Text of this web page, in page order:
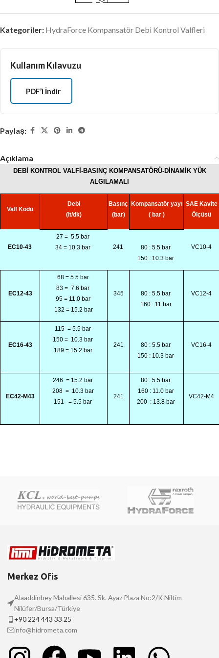
Kategoriler: HydraForce Kompansatör Debi Kontrol Valfleri
Kullanım Kılavuzu
PDF’i İndir
Paylaş:
Açıklama
DEBİ KONTROL VALFİ-BASINÇ KOMPANSATÖRÜ-DİNAMİK YÜK
ALGILAMALI
Valf Kodu
Debi
(lt/dk)
Basınç
(bar)
Kompansatör yayı
( bar )
SAE Kavite
Ölçüsü
EC10-43
27 = 5.5 bar
34 = 10.3 bar
241
80 : 5.5 bar
150 : 10.3 bar
VC10-4
EC12-43
68 = 5.5 bar
83 = 7.6 bar
95 = 11.0 bar
132 = 15.2 bar
345
80 : 5.5 bar
160 : 11 bar
VC12-4
EC16-43
115 = 5.5 bar
150 = 10.3 bar
189 = 15.2 bar
241
80 : 5.5 bar
150 : 10.3 bar
VC16-4
EC42-M43
246 = 15.2 bar
208 = 10.3 bar
151
= 5.5 bar
241
80 : 5.5 bar
160 : 11.0 bar
200 : 13.8 bar
VC42-M4
Merkez Ofis
Alaaddinbey Mahallesi 635. Sk. Ayaz Plaza No:2/K Niltim
Nilüfer/Bursa/Türkiye
+90 224 443 33 25
info@hidrometa.com